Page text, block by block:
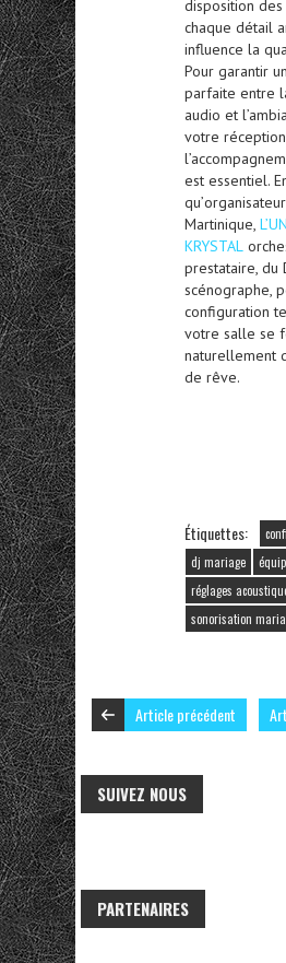
disposition des
chaque détail
influence la
Pour garantir
parfaite entre
audio et
votre
est essentiel.
qu’
Martinique,
KRYSTAL
prestataire, du
scénographe,
configuration
votre salle se
naturellement
de rêve.
Étiquettes:
dj mariage
réglages
sonorisation
Article précédent
SUIVEZ NOUS
PARTENAIRES